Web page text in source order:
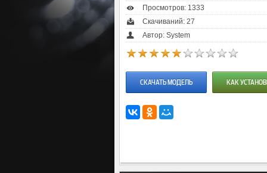
Просмотров: 1333
Скачиваний: 27
Автор: System
СКАЧАТЬ МОДЕЛЬ КАК